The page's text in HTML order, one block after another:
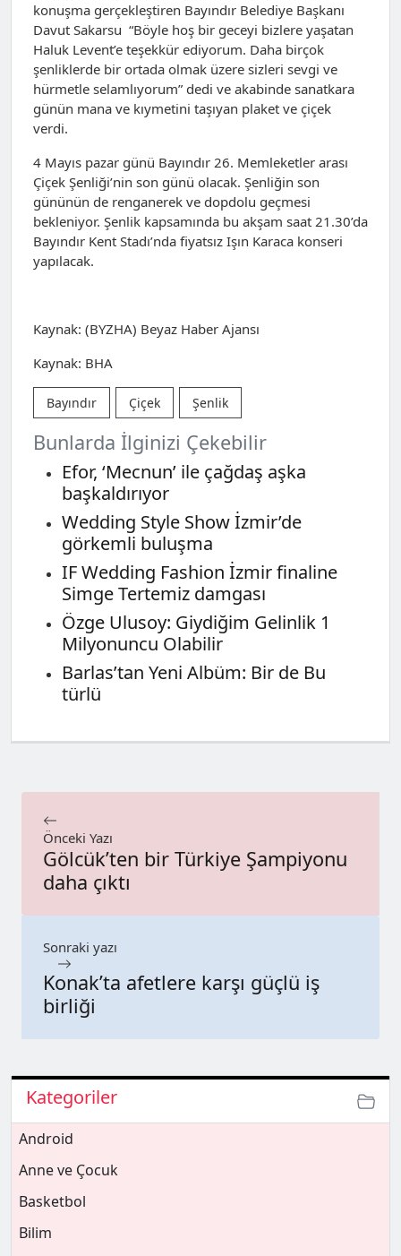
konuşma gerçekleştiren Bayındır Belediye Başkanı
Davut Sakarsu “Böyle hoş bir geceyi bizlere yaşatan
Haluk Levent’e teşekkür ediyorum. Daha birçok
şenliklerde bir ortada olmak üzere sizleri sevgi ve
hürmetle selamlıyorum” dedi ve akabinde sanatkara
günün mana ve kıymetini taşıyan plaket ve çiçek
verdi.
4 Mayıs pazar günü Bayındır 26. Memleketler arası
Çiçek Şenliği’nin son günü olacak. Şenliğin son
gününün de renganerek ve dopdolu geçmesi
bekleniyor. Şenlik kapsamında bu akşam saat 21.30’da
Bayındır Kent Stadı’nda fiyatsız Işın Karaca konseri
yapılacak.
Kaynak: (BYZHA) Beyaz Haber Ajansı
Kaynak: BHA
Bayındır Çiçek Şenlik
Bunlarda İlginizi Çekebilir
Efor, ‘Mecnun’ ile çağdaş aşka
başkaldırıyor
Wedding Style Show İzmir’de
görkemli buluşma
IF Wedding Fashion İzmir finaline
Simge Tertemiz damgası
Özge Ulusoy: Giydiğim Gelinlik 1
Milyonuncu Olabilir
Barlas’tan Yeni Albüm: Bir de Bu
türlü
Önceki Yazı
Gölcük’ten bir Türkiye Şampiyonu
daha çıktı
Sonraki yazı
Konak’ta afetlere karşı güçlü iş
birliği
Kategoriler
Android
Anne ve Çocuk
Basketbol
Bilim